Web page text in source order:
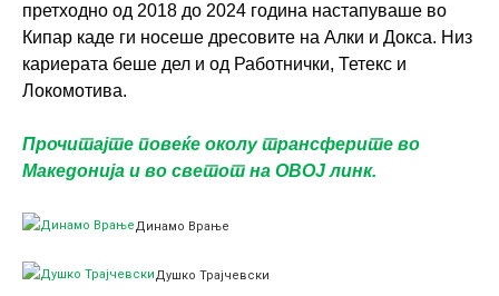
претходно од 2018 до 2024 година настапуваше во
Кипар каде ги носеше дресовите на Алки и Докса. Низ
кариерата беше дел и од Работнички, Тетекс и
Локомотива.
Прочитајте повеќе околу трансферите во
Македонија и во светот на ОВОЈ линк.
Динамо Врање
Душко Трајчевски